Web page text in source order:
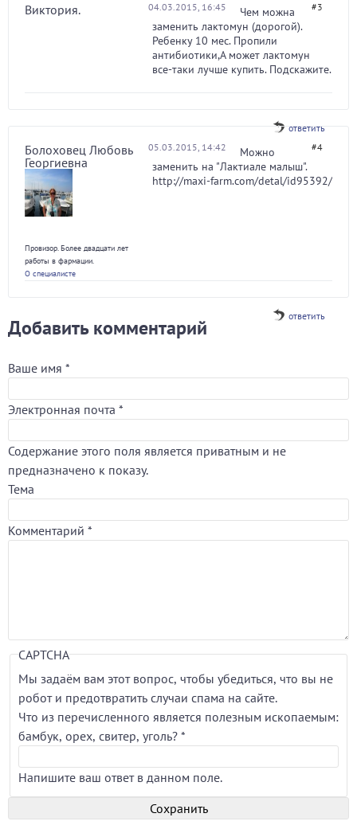
Виктория. 04.03.2015, 16:45 #3
Чем можна
заменить лактомун (дорогой).
Ребенку 10 мес. Пропили
антибиотики,А может лактомун
все-таки лучше купить. Подскажите.
ответить
Болоховец Любовь
Георгиевна
Провизор. Более двадцати лет
работы в фармации.
О специалисте
05.03.2015, 14:42 #4
Можно
заменить на "Лактиале малыш".
http://maxi-farm.com/detal/id95392/
ответить
Добавить комментарий
Ваше имя *
Электронная почта *
Содержание этого поля является приватным и не
предназначено к показу.
Тема
Комментарий *
CAPTCHA
Мы задаём вам этот вопрос, чтобы убедиться, что вы не
робот и предотвратить случаи спама на сайте.
Что из перечисленного является полезным ископаемым:
бамбук, орех, свитер, уголь? *
Напишите ваш ответ в данном поле.